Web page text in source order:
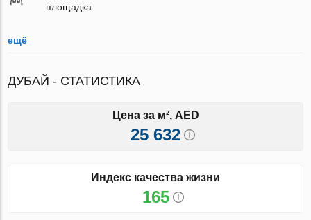
площадка
ещё
ДУБАЙ - СТАТИСТИКА
Цена за м², AED
25 632
Индекс качества жизни
165